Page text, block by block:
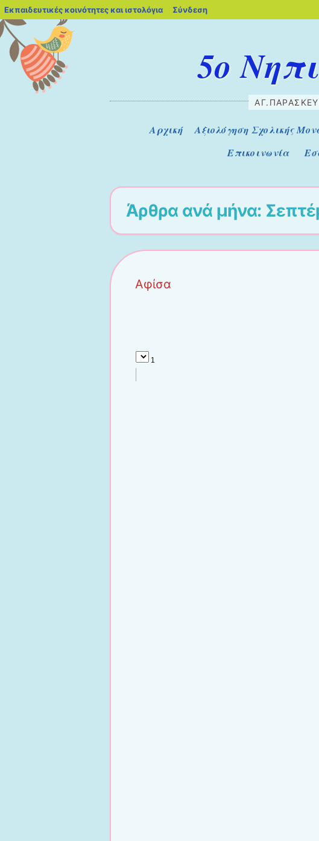
5ο
Μενού
Μετάβαση στο περιεχόμενο
Αρχική Αξιολόγηση Σχολικής
Επικοινωνία
Άρθρα ανά μήνα:
Αφίσα
Εκπαιδευτικές κοινότητες και ιστολόγια blogs.sch.gr
Σύνδεση